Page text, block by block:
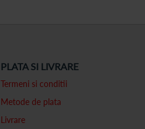
PLATA SI LIVRARE
Termeni si conditii
Metode de plata
Livrare